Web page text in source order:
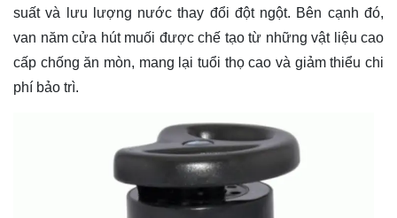
suất và lưu lượng nước thay đổi đột ngột. Bên cạnh đó,
van năm cửa hút muối được chế tạo từ những vật liệu cao
cấp chống ăn mòn, mang lại tuổi thọ cao và giảm thiểu chi
phí bảo trì.